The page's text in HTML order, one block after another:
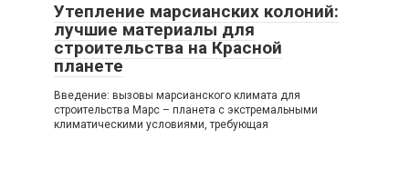
Утепление марсианских колоний:
лучшие материалы для
строительства на Красной
планете
Введение: вызовы марсианского климата для
строительства Марс – планета с экстремальными
климатическими условиями, требующая